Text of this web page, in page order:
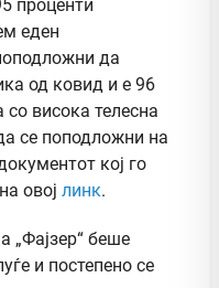
проценти
еден
да
од ковид и е 96
со висока телесна
се поподложни на
кој го
овој линк.
„Фајзер“ беше
и постепено се